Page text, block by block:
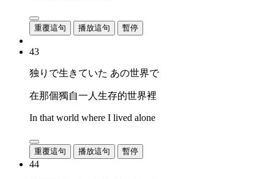
重覆這句 播放這句 暫停
43
独りで生きていた あの世界で
在那個獨自一人生存的世界裡
In that world where I lived alone
重覆這句 播放這句 暫停
44